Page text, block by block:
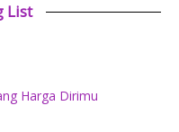
List
Harga Dirimu